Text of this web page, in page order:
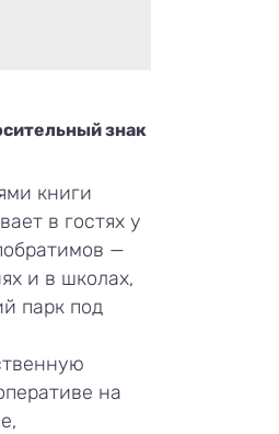
знак
книги
в гостях у
—
и в школах,
парк под
на